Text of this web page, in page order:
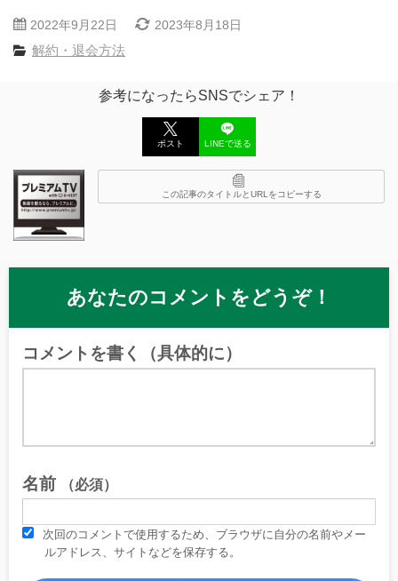
2022年9月22日 2023年8月18日
解約・退会方法
参考になったらSNSでシェア！
ポスト LINEで送る
この記事のタイトルとURLをコピーする
あなたのコメントをどうぞ！
コメントを書く（具体的に）
名前 （必須）
次回のコメントで使用するため、ブラウザに自分の名前やメー
ルアドレス、サイトなどを保存する。